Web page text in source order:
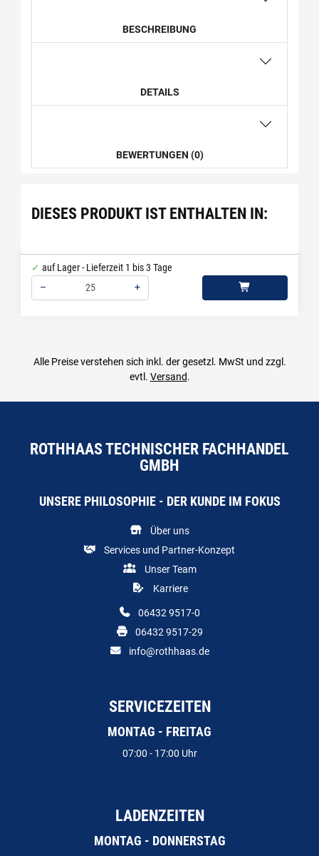
BESCHREIBUNG
DETAILS
BEWERTUNGEN (0)
DIESES PRODUKT IST ENTHALTEN IN:
auf Lager - Lieferzeit 1 bis 3 Tage
–
+
Alle Preise verstehen sich inkl. der gesetzl. MwSt und zzgl.
evtl. Versand.
ROTHHAAS TECHNISCHER FACHHANDEL
GMBH
UNSERE PHILOSOPHIE - DER KUNDE IM FOKUS
Über uns
Services und Partner-Konzept
Unser Team
Karriere
06432 9517-0
06432 9517-29
info@rothhaas.de
SERVICEZEITEN
MONTAG - FREITAG
07:00 - 17:00 Uhr
LADENZEITEN
MONTAG - DONNERSTAG